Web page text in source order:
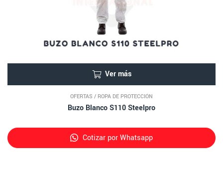
Ver más
OFERTAS / ROPA DE PROTECCIÓN
Buzo Blanco S110 Steelpro
Cotizar por Whatsapp